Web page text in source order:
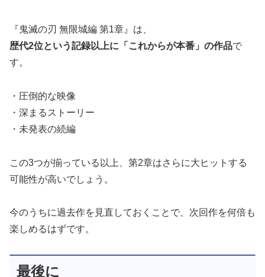
『鬼滅の刃 無限城編 第1章』は、
歴代2位という記録以上に「これからが本番」の作品で
す。
・圧倒的な映像
・深まるストーリー
・未発表の続編
この3つが揃っている以上、第2章はさらに大ヒットする
可能性が高いでしょう。
今のうちに過去作を見直しておくことで、次回作を何倍も
楽しめるはずです。
最後に